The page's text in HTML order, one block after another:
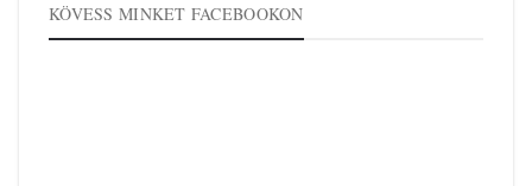
KÖVESS MINKET FACEBOOKON